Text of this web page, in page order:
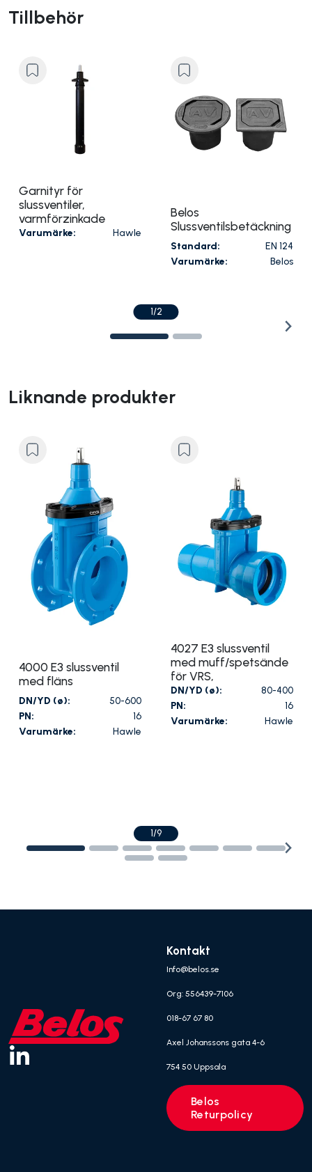
Tillbehör
Garnityr för
slussventiler,
varmförzinkade
Varumärke: Hawle
Belos
Slussventilsbetäckning
Standard:
EN 124
Varumärke:
Belos
1/2
Liknande produkter
4000 E3 slussventil
med fläns
DN/YD (ø):
50-600
PN:
16
Varumärke:
Hawle
4027 E3 slussventil
med muff/spetsände
för VRS,
DN/YD (ø):
80-400
PN:
16
Varumärke:
Hawle
1/9
Kontakt
Info@belos.se
Org: 556439-7106
018-67 67 80
Axel Johanssons gata 4-6
754 50 Uppsala
Belos
Returpolicy